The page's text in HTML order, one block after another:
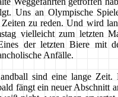
Uns an Olympische
zu reden. Und wird
vielleicht zum letzten
der letzten Biere mit
Anfälle.
sind eine lange
fängt ein neuer Abschnitt